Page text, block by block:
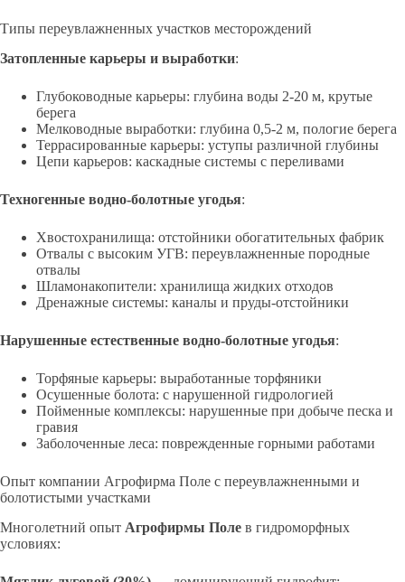
Типы переувлажненных участков месторождений
Затопленные карьеры и выработки:
Глубоководные карьеры: глубина воды 2-20 м, крутые
берега
Мелководные выработки: глубина 0,5-2 м, пологие берега
Террасированные карьеры: уступы различной глубины
Цепи карьеров: каскадные системы с переливами
Техногенные водно-болотные угодья:
Хвостохранилища: отстойники обогатительных фабрик
Отвалы с высоким УГВ: переувлажненные породные
отвалы
Шламонакопители: хранилища жидких отходов
Дренажные системы: каналы и пруды-отстойники
Нарушенные естественные водно-болотные угодья:
Торфяные карьеры: выработанные торфяники
Осушенные болота: с нарушенной гидрологией
Пойменные комплексы: нарушенные при добыче песка и
гравия
Заболоченные леса: поврежденные горными работами
Опыт компании Агрофирма Поле с переувлажненными и
болотистыми участками
Многолетний опыт Агрофирмы Поле в гидроморфных
условиях: